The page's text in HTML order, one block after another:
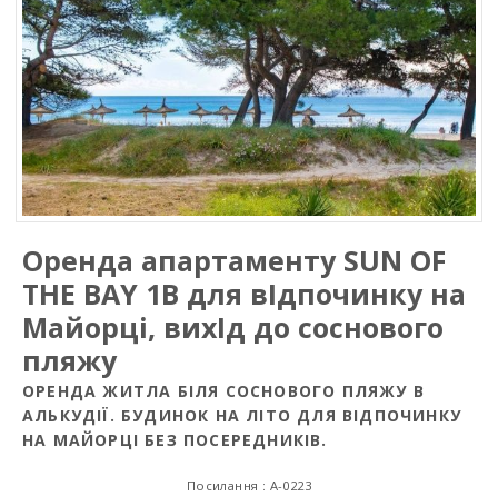
Оренда апартаменту SUN OF
THE BAY 1B для вIдпочинку на
Майорці, вихIд до соснового
пляжу
ОРЕНДА ЖИТЛА БІЛЯ СОСНОВОГО ПЛЯЖУ В
АЛЬКУДІЇ. БУДИНОК НА ЛІТО ДЛЯ ВІДПОЧИНКУ
НА МАЙОРЦІ БЕЗ ПОСЕРЕДНИКІВ.
Посилання : A-0223